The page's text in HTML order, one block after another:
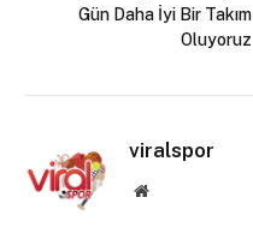
Gün Daha İyi Bir Takım
Oluyoruz
viralspor
Website